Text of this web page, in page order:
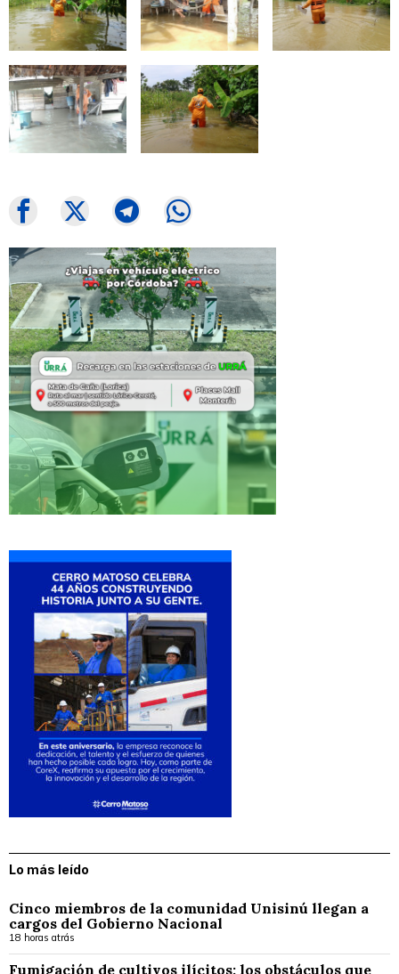
Lo más leído
Cinco miembros de la comunidad Unisinú llegan a
cargos del Gobierno Nacional
18 horas atrás
Fumigación de cultivos ilícitos: los obstáculos que